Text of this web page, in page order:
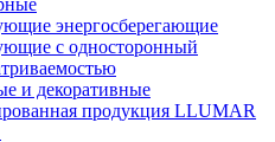
энергосберегающие
с односторонный
и декоративные
продукция LLUMAR